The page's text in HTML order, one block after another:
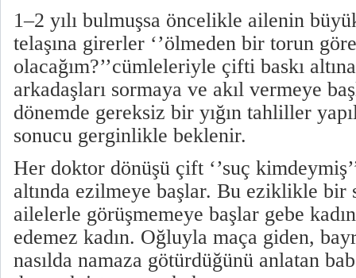
1–2 yılı bulmuşsa öncelikle ailenin
telaşına girerler ‘’ölmeden bir torun
olacağım?’’cümleleriyle çifti baskı
arkadaşları sormaya ve akıl vermeye
dönemde gereksiz bir yığın tahliller
sonucu gerginlikle beklenir.
Her doktor dönüşü çift ‘’suç
altında ezilmeye başlar. Bu eziklikle bir
ailelerle görüşmemeye başlar gebe
edemez kadın. Oğluyla maça giden,
nasılda namaza götürdüğünü anlatan